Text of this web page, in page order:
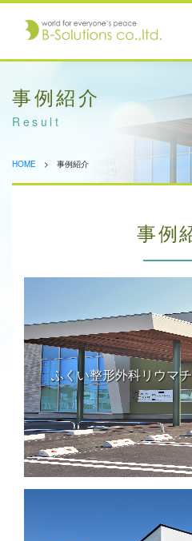
事例紹介
Result
HOME 事例紹介
事例
ふくい整形外科リウマ